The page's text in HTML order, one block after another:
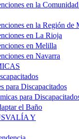
en la
en la Región de
en La Rioja
en Melilla
en Navarra
para Discapacitados
para
el Baño
Y